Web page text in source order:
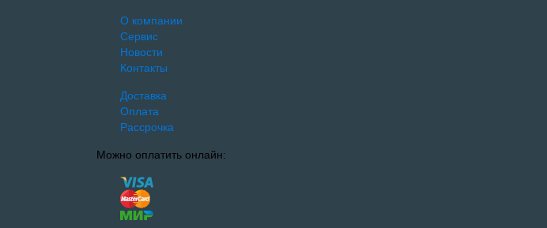
О компании
Сервис
Новости
Контакты
Доставка
Оплата
Рассрочка
Можно оплатить онлайн: